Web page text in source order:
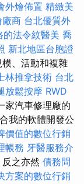
外燴佈置 精緻美
廠商 台北優質外
的法令紋醫美 喬
新北地區台胞證
、活動和複雜
林推拿技術 台北
放鬆按摩 RWD
家汽車修理廠的
我的軟體開發公
價值的數位行銷
帳務 牙醫服務介
反之亦然 債務問
方案的數位行銷